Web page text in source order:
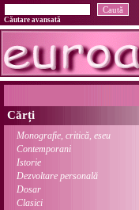
Căutare avansată
Cărți
Monografie, critică, eseu
Contemporani
Istorie
Dezvoltare personală
Dosar
Clasici